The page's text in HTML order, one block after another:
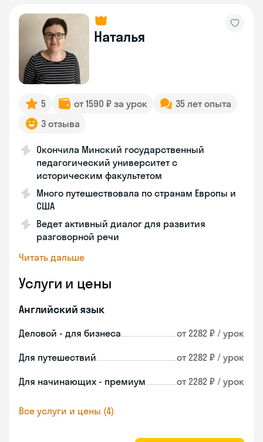
Наталья
5 от 1590 ₽ за урок
35 лет опыта
3 отзыва
Окончила Минский государственный
педагогический университет с
историческим факультетом
Много путешествовала по странам Европы и
США
Ведет активный диалог для развития
разговорной речи
Читать дальше
Услуги и цены
Английский язык
Деловой - для бизнеса от 2282 ₽ / урок
Для путешествий от 2282 ₽ / урок
Для начинающих - премиум от 2282 ₽ / урок
Все услуги и цены (4)